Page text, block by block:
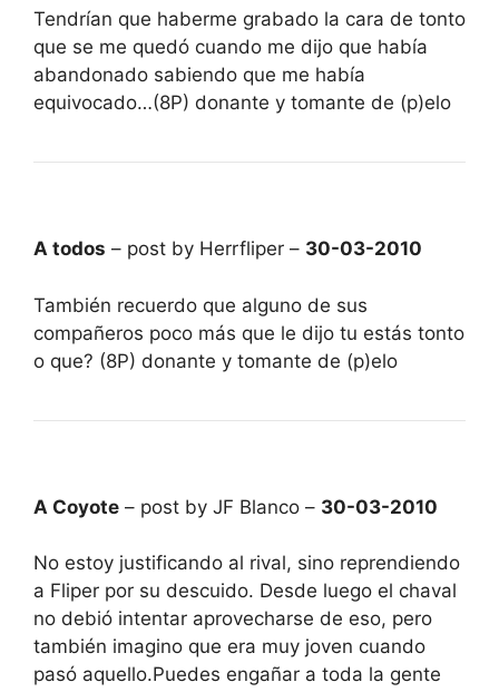
Tendrían que haberme grabado la cara de tonto
que se me quedó cuando me dijo que había
abandonado sabiendo que me había
equivocado…(8P) donante y tomante de (p)elo
A todos – post by Herrfliper – 30-03-2010
También recuerdo que alguno de sus
compañeros poco más que le dijo tu estás tonto
o que? (8P) donante y tomante de (p)elo
A Coyote – post by JF Blanco – 30-03-2010
No estoy justificando al rival, sino reprendiendo
a Fliper por su descuido. Desde luego el chaval
no debió intentar aprovecharse de eso, pero
también imagino que era muy joven cuando
pasó aquello.Puedes engañar a toda la gente